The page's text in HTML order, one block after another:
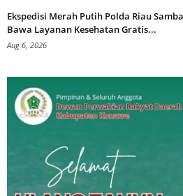
Ekspedisi Merah Putih Polda Riau
Bawa Layanan Kesehatan Gratis...
Aug 6, 2026